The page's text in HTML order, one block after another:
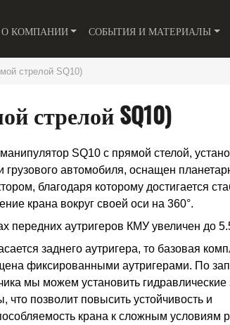
О КОМПАНИИ СОБЫТИЯ И МАТЕРИАЛЫ
стрелой SQ10)
стрелой SQ10)
SQ10 с прямой стелой,
грузового автомобиля, оснащен
благодаря которому достигается
крана вокруг своей оси на 360°.
передних аутригеров КМУ увеличен до
заднего аутригера, то базовая
фиксированными аутригерами. По
мы можем установить гидравлические
что позволит повысить устойчивость и
крана к сложным условиям